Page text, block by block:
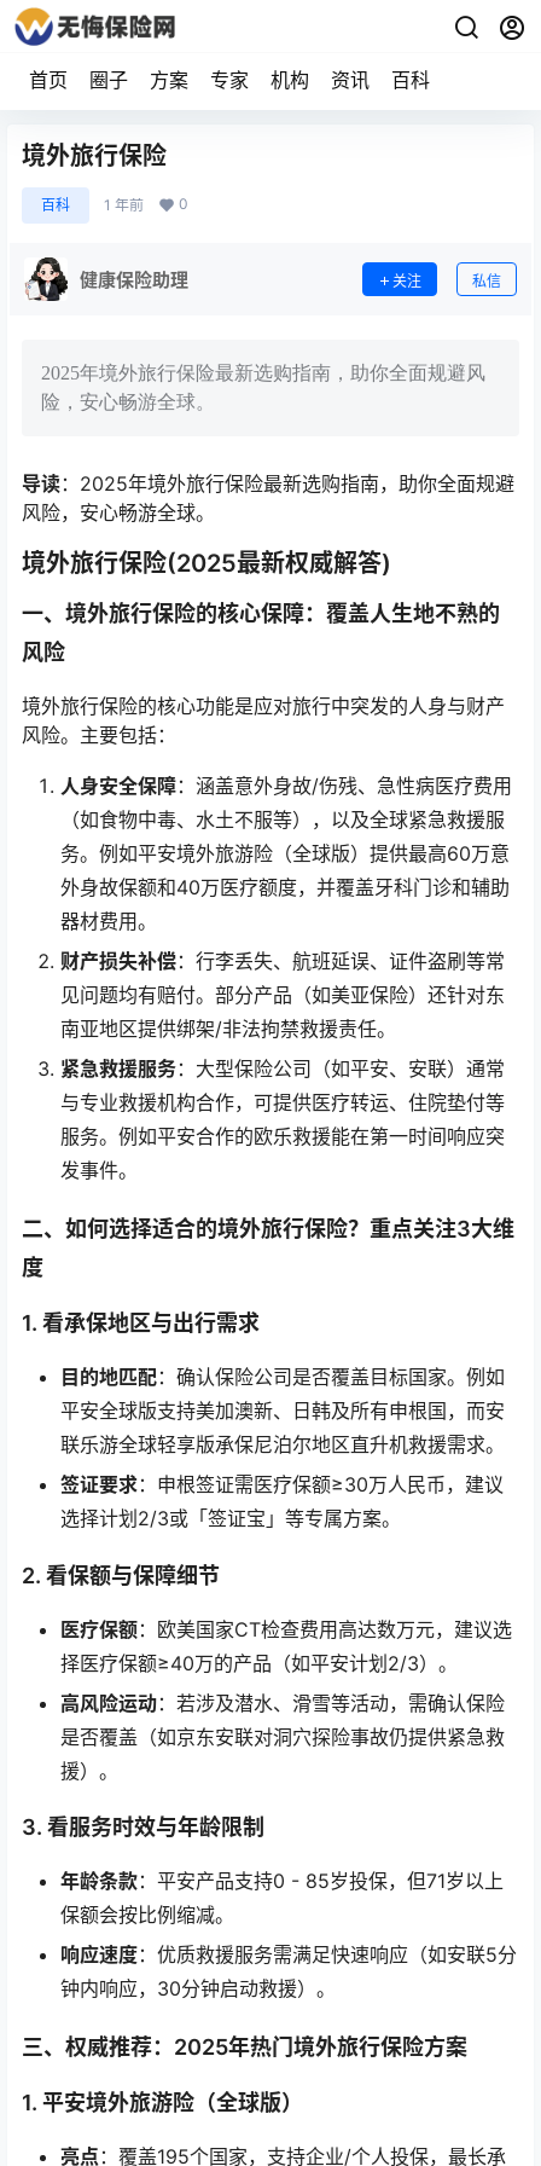
首页 圈子 方案 专家 机构 资讯 百科
境外旅行保险
百科 1 年前 0
健康保险助理 关注 私信
2025年境外旅行保险最新选购指南，助你全面规避风
险，安心畅游全球。
导读：2025年境外旅行保险最新选购指南，助你全面规避
风险，安心畅游全球。
境外旅行保险(2025最新权威解答)
一、境外旅行保险的核心保障：覆盖人生地不熟的
风险
境外旅行保险的核心功能是应对旅行中突发的人身与财产
风险。主要包括：
人身安全保障：涵盖意外身故/伤残、急性病医疗费用
（如食物中毒、水土不服等），以及全球紧急救援服
务。例如平安境外旅游险（全球版）提供最高60万意
外身故保额和40万医疗额度，并覆盖牙科门诊和辅助
器材费用。
财产损失补偿：行李丢失、航班延误、证件盗刷等常
见问题均有赔付。部分产品（如美亚保险）还针对东
南亚地区提供绑架/非法拘禁救援责任。
紧急救援服务：大型保险公司（如平安、安联）通常
与专业救援机构合作，可提供医疗转运、住院垫付等
服务。例如平安合作的欧乐救援能在第一时间响应突
发事件。
二、如何选择适合的境外旅行保险？重点关注3大维
度
1. 看承保地区与出行需求
目的地匹配：确认保险公司是否覆盖目标国家。例如
平安全球版支持美加澳新、日韩及所有申根国，而安
联乐游全球轻享版承保尼泊尔地区直升机救援需求。
签证要求：申根签证需医疗保额≥30万人民币，建议
选择计划2/3或「签证宝」等专属方案。
2. 看保额与保障细节
医疗保额：欧美国家CT检查费用高达数万元，建议选
择医疗保额≥40万的产品（如平安计划2/3）。
高风险运动：若涉及潜水、滑雪等活动，需确认保险
是否覆盖（如京东安联对洞穴探险事故仍提供紧急救
援）。
3. 看服务时效与年龄限制
年龄条款：平安产品支持0 - 85岁投保，但71岁以上
保额会按比例缩减。
响应速度：优质救援服务需满足快速响应（如安联5分
钟内响应，30分钟启动救援）。
三、权威推荐：2025年热门境外旅行保险方案
1. 平安境外旅游险（全球版）
亮点 ：覆盖195个国家，支持企业/个人投保，最长承